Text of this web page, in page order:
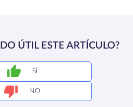
ÚTIL ESTE ARTÍCULO?
SÍ
NO